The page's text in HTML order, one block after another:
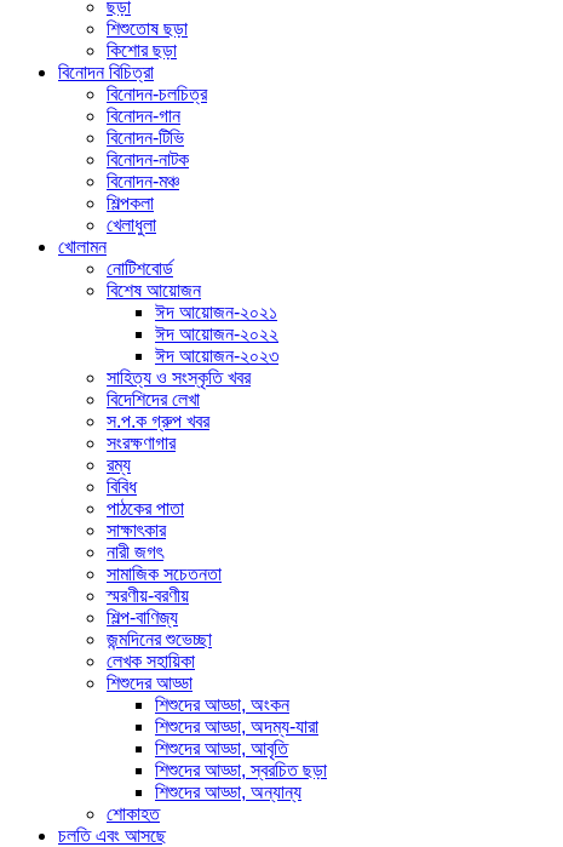
ছড়া
শিশুতোষ ছড়া
কিশোর ছড়া
বিনোদন বিচিত্রা
বিনোদন-চলচিত্র
বিনোদন-গান
বিনোদন-টিভি
বিনোদন-নাটক
বিনোদন-মঞ্চ
শিল্পকলা
খেলাধুলা
খোলামন
নোটিশবোর্ড
বিশেষ আয়োজন
ঈদ আয়োজন-২০২১
ঈদ আয়োজন-২০২২
ঈদ আয়োজন-২০২৩
সাহিত্য ও সংস্কৃতি খবর
বিদেশিদের লেখা
স.প.ক গ্রুপ খবর
সংরক্ষণাগার
রম্য
বিবিধ
পাঠকের পাতা
সাক্ষাৎকার
নারী জগৎ
সামাজিক সচেতনতা
স্মরণীয়-বরণীয়
শিল্প-বাণিজ্য
জন্মদিনের শুভেচ্ছা
লেখক সহায়িকা
শিশুদের আড্ডা
শিশুদের আড্ডা, অংকন
শিশুদের আড্ডা, অদম্য-যারা
শিশুদের আড্ডা, আবৃতি
শিশুদের আড্ডা, স্বরচিত ছড়া
শিশুদের আড্ডা, অন্যান্য
শোকাহত
চলতি এবং আসছে